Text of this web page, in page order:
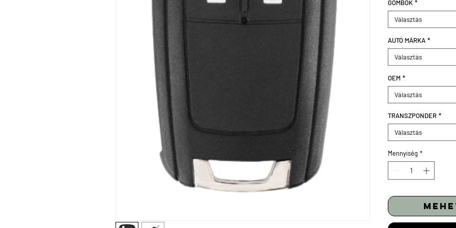
GOMBOK *
Választás
AUTÓ MÁRKA *
Választás
OEM *
Választás
TRANSZPONDER *
Választás
Mennyiség *